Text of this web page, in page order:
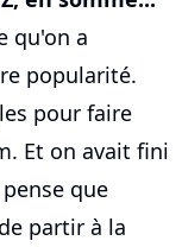
qu'on a
popularité.
pour faire
Et on avait fini
que
partir à la